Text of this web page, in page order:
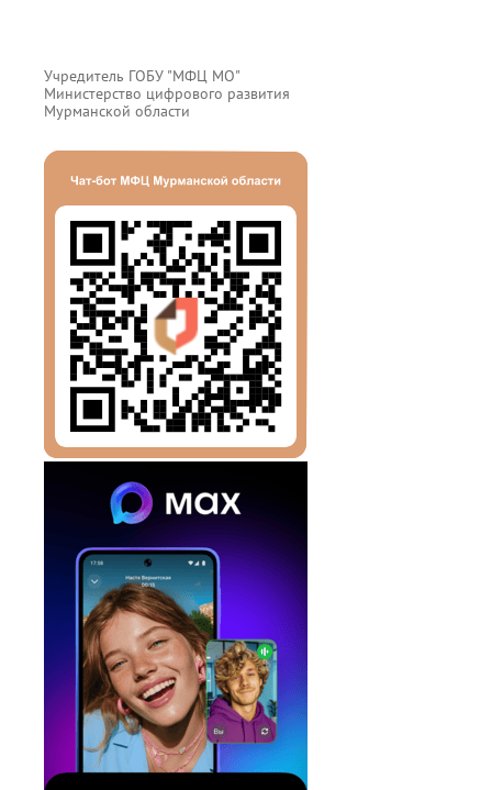
Учредитель ГОБУ "МФЦ МО"
Министерство цифрового развития
Мурманской области